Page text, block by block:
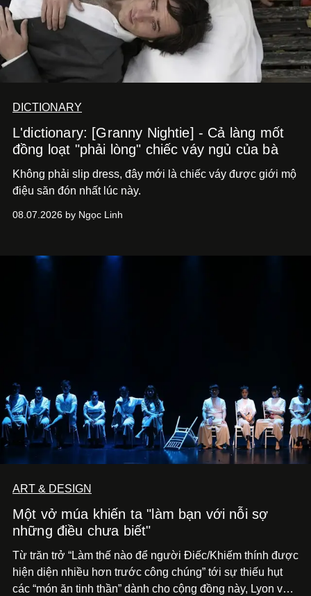
DICTIONARY
L'dictionary: [Granny Nightie] - Cả làng mốt
đồng loạt "phải lòng" chiếc váy ngủ của bà
Không phải slip dress, đây mới là chiếc váy được giới mộ
điệu săn đón nhất lúc này.
08.07.2026 by Ngọc Linh
ART & DESIGN
Một vở múa khiến ta "làm bạn với nỗi sợ
những điều chưa biết"
Từ trăn trở “Làm thế nào để người Điếc/Khiếm thính được
hiện diện nhiều hơn trước công chúng” tới sự thiếu hụt
các “món ăn tinh thần” dành cho cộng đồng này, Lyon và